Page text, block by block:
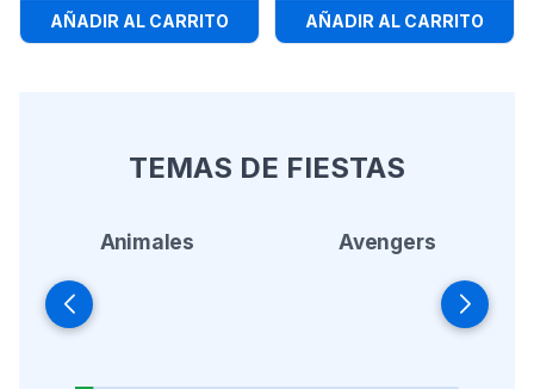
AÑADIR AL CARRITO AÑADIR AL CARRITO
TEMAS DE FIESTAS
Animales Avengers